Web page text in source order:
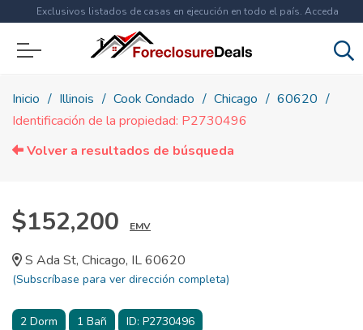
Exclusivos listados de casas en ejecución en todo el país. Acceda
ahora a
Inicio Illinois Cook Condado Chicago
60620
Identificación de la propiedad: P2730496
Volver a resultados de búsqueda
$152,200 EMV
S Ada St, Chicago, IL 60620
(Subscríbase para ver dirección completa)
2 Dorm 1 Bañ ID: P2730496